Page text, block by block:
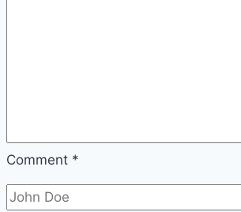
Comment *